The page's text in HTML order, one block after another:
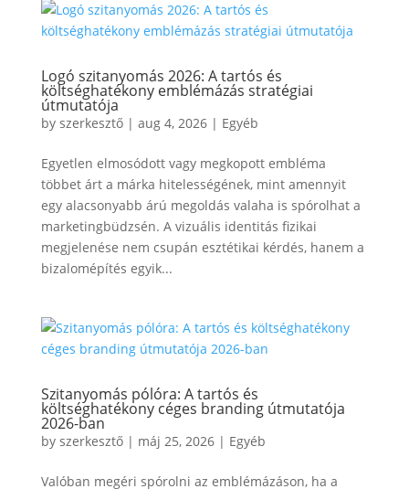
Logó szitanyomás 2026: A tartós és
költséghatékony emblémázás stratégiai
útmutatója
by szerkesztő| aug 4, 2026| Egyéb
Egyetlen elmosódott vagy megkopott embléma
többet árt a márka hitelességének, mint amennyit
egy alacsonyabb árú megoldás valaha is spórolhat a
marketingbüdzsén. A vizuális identitás fizikai
megjelenése nem csupán esztétikai kérdés, hanem a
bizalomépítés egyik...
Szitanyomás pólóra: A tartós és
költséghatékony céges branding útmutatója
2026-ban
by szerkesztő| máj 25, 2026| Egyéb
Valóban megéri spórolni az emblémázáson, ha a